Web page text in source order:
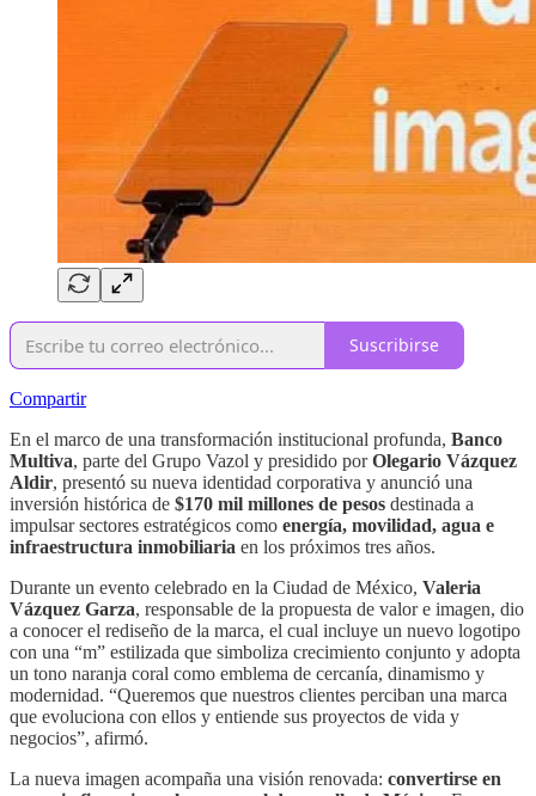
Suscribirse
Compartir
En el marco de una transformación institucional profunda, Banco
Multiva, parte del Grupo Vazol y presidido porOlegario Vázquez
Aldir, presentó su nueva identidad corporativa y anunció una
inversión histórica de $170 mil millones de pesos destinada a
impulsar sectores estratégicos como energía, movilidad, agua e
infraestructura inmobiliaria en los próximos tres años.
Durante un evento celebrado en la Ciudad de México, Valeria
Vázquez Garza, responsable de la propuesta de valor e imagen, dio
a conocer el rediseño de la marca, el cual incluye un nuevo logotipo
con una “m” estilizada que simboliza crecimiento conjunto y adopta
un tono naranja coral como emblema de cercanía, dinamismo y
modernidad. “Queremos que nuestros clientes perciban una marca
que evoluciona con ellos y entiende sus proyectos de vida y
negocios”, afirmó.
La nueva imagen acompaña una visión renovada: convertirse en